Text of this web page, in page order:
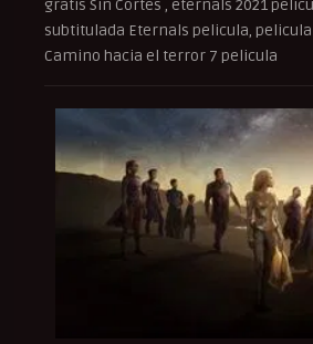
gratis Sin Cortes , eternals 2021
subtitulada Eternals pelicula,
Camino hacia el terror 7 pelicula